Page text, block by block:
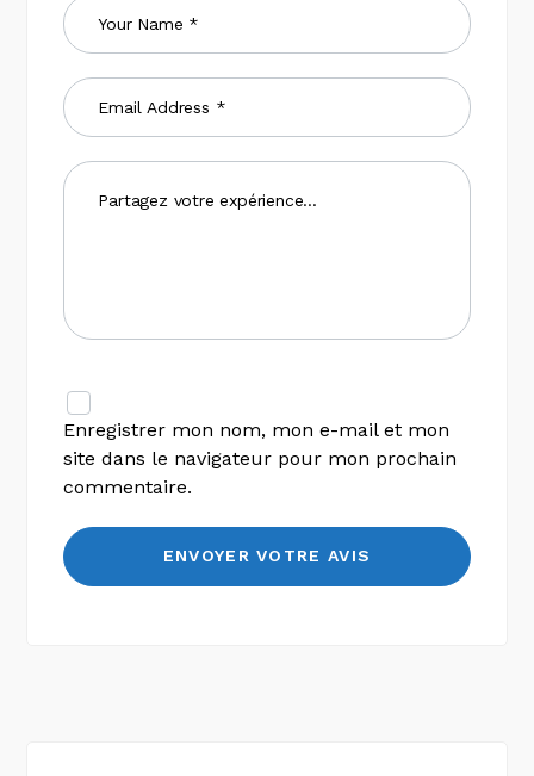
Enregistrer mon nom, mon e-mail et mon
site dans le navigateur pour mon prochain
commentaire.